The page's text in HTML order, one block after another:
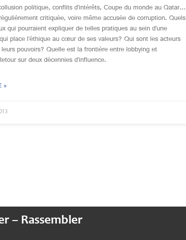
politique, conflits d’intérêts, Coupe du monde au Qatar…
critiquée, voire même accusée de corruption. Quels
qui pourraient expliquer de telles pratiques au sein d’une
place l’éthique au cœur de ses valeurs? Qui sont les acteurs
pouvoirs? Quelle est la frontière entre lobbying et
sur deux décennies d’influence.
»
– Rassembler